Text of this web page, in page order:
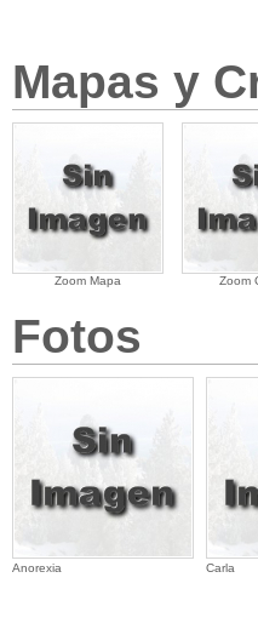
Mapas y
Zoom Mapa Zoom
Fotos
Anorexia Carla